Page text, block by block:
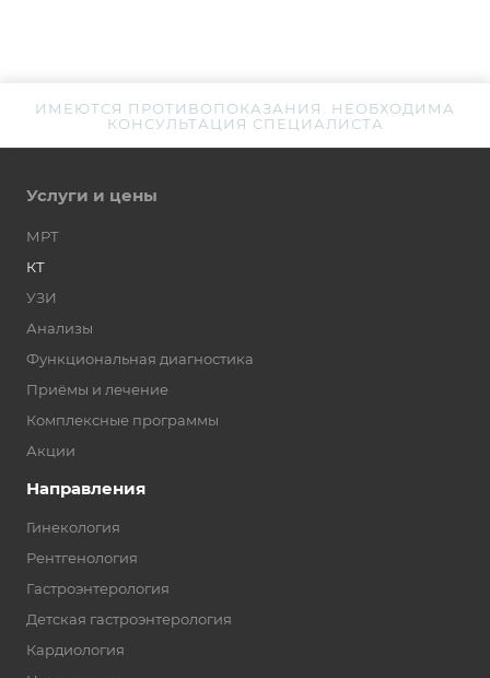
ИМЕЮТСЯ ПРОТИВОПОКАЗАНИЯ. НЕОБХОДИМА
КОНСУЛЬТАЦИЯ СПЕЦИАЛИСТА
Услуги и цены
МРТ
КТ
УЗИ
Анализы
Функциональная диагностика
Приёмы и лечение
Комплексные программы
Акции
Направления
Гинекология
Рентгенология
Гастроэнтерология
Детская гастроэнтерология
Кардиология